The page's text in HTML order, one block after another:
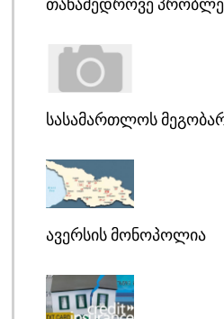
ᲡᲐᲡᲐᲛᲐᲠᲗᲚᲝᲡ
ᲐᲕᲔᲠᲡᲘᲡ ᲛᲝᲜᲝᲞᲝᲚᲘᲐ